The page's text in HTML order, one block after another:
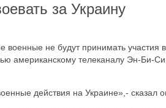
за Украину
военные не будут принимать участия
американскому телеканалу Эн-Би-Си,
действия на Украине»,- сказал